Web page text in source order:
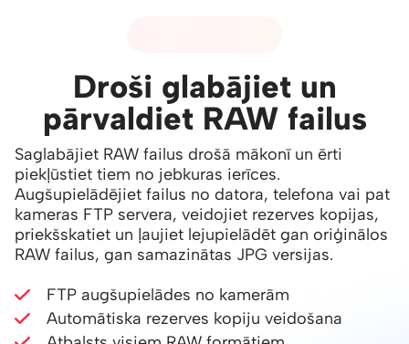
Droši glabājiet un
pārvaldiet RAW failus
Saglabājiet RAW failus drošā mākonī un ērti
piekļūstiet tiem no jebkuras ierīces.
Augšupielādējiet failus no datora, telefona vai pat
kameras FTP servera, veidojiet rezerves kopijas,
priekšskatiet un ļaujiet lejupielādēt gan oriģinālos
RAW failus, gan samazinātas JPG versijas.
FTP augšupielādes no kamerām
Automātiska rezerves kopiju veidošana